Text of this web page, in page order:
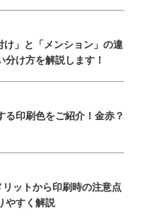
け」と「メンション」の違
分け方を解説します！
る印刷色をご紹介！金赤？
ットから印刷時の注意点
やすく解説